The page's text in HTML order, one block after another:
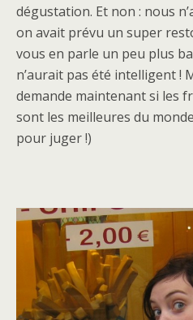
dégustation. Et non : nous
on avait prévu un super
vous en parle un peu plus
n’aurait pas été intelligent !
demande maintenant si les
sont les meilleures du
pour juger !)